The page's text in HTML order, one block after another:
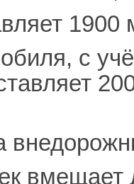
1900
с
вмещает